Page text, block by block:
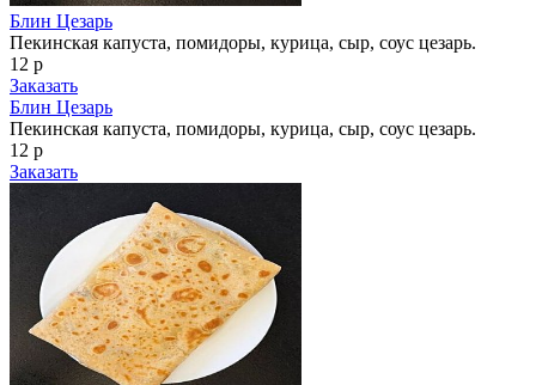
Блин Цезарь
Пекинская капуста, помидоры, курица, сыр, соус цезарь.
12 р
Заказать
Блин Цезарь
Пекинская капуста, помидоры, курица, сыр, соус цезарь.
12 р
Заказать